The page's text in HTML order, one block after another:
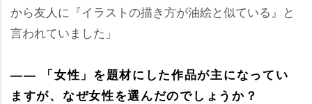
から友人に『イラストの描き方が油絵と似ている』と
言われていました」
―― 「女性」を題材にした作品が主になってい
ますが、なぜ女性を選んだのでしょうか？